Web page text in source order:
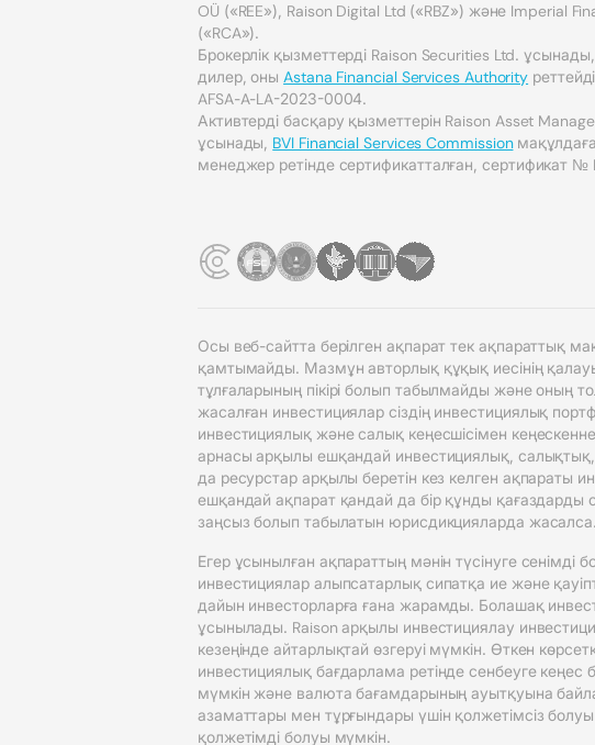
OÜ («REE»), Raison Digital Ltd («RBZ») және Imperial
(«RCA»).
Брокерлік қызметтерді Raison Securities Ltd.
дилер, оны Astana Financial Services Authority
AFSA-A-LA-2023-0004.
Активтерді басқару қызметтерін Raison Asset
ұсынады, BVI Financial Services Commission
менеджер ретінде сертификатталған, сертификат №
Осы веб-сайтта берілген ақпарат тек ақпараттық
қамтымайды. Мазмұн авторлық құқық иесінің
тұлғаларының пікірі болып табылмайды және оның
жасалған инвестициялар сіздің инвестициялық
инвестициялық және салық кеңесшісімен
арнасы арқылы ешқандай инвестициялық,
да ресурстар арқылы беретін кез келген
ешқандай ақпарат қандай да бір құнды
заңсыз болып табылатын юрисдикцияларда жасалса.
Егер ұсынылған ақпараттың мәнін түсінуге сенімді
инвестициялар алыпсатарлық сипатқа ие және
дайын инвесторларға ғана жарамды. Болашақ
ұсынылады. Raison арқылы инвестициялау
кезеңінде айтарлықтай өзгеруі мүмкін. Өткен
инвестициялық бағдарлама ретінде сенбеуге кеңес
мүмкін және валюта бағамдарының ауытқуына
азаматтары мен тұрғындары үшін қолжетімсіз болуы
қолжетімді болуы мүмкін.